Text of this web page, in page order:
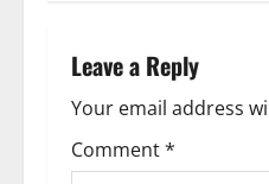
n
a
v
Leave a Reply
Your email address
Comment*